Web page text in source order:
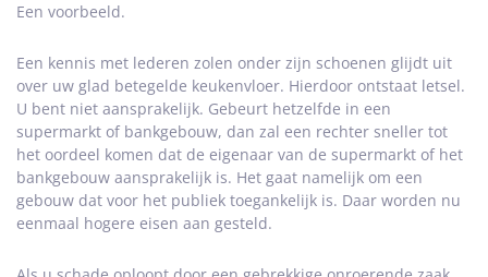
Een voorbeeld.
Een kennis met lederen zolen onder zijn schoenen glijdt uit
over uw glad betegelde keukenvloer. Hierdoor ontstaat letsel.
U bent niet aansprakelijk. Gebeurt hetzelfde in een
supermarkt of bankgebouw, dan zal een rechter sneller tot
het oordeel komen dat de eigenaar van de supermarkt of het
bankgebouw aansprakelijk is. Het gaat namelijk om een
gebouw dat voor het publiek toegankelijk is. Daar worden nu
eenmaal hogere eisen aan gesteld.